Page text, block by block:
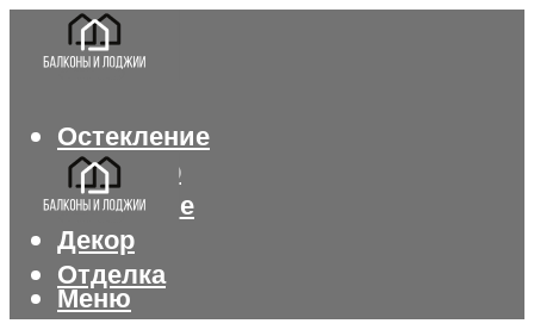
Остекление
Интерьер
Утепление
Декор
Отделка
Меню